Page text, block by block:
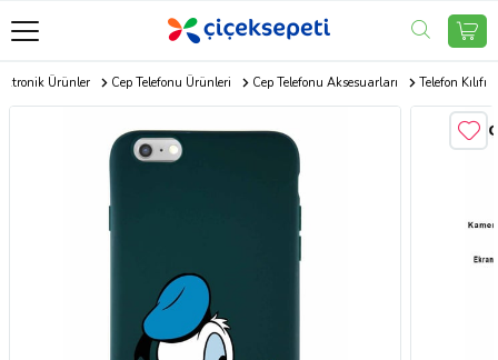
Ürünler Cep Telefonu Ürünleri Cep Telefonu Aksesuarları Telefon Kılıfı